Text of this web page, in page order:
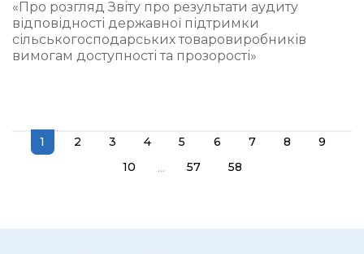
«Про розгляд Звіту про результати аудиту
відповідності державної підтримки
сільськогосподарських товаровиробників
вимогам доступності та прозорості»
1 2 3 4 5 6 7 8
9
10
... 57 58